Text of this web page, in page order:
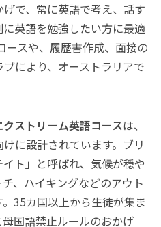
げで、常に英語で考え、話す
英語を勉強したい方に最適
ースや、履歴書作成、面接の
により、オーストラリアで
クストリーム英語コースは、
に設計されています。ブリ
ト」と呼ばれ、気候が穏や
、ハイキングなどのアウト
35カ国以上から生徒が集ま
国語禁止ルールのおかげ